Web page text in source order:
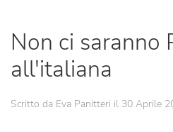
Non ci saranno
all'italiana
Scritto da Eva Panitteri il 30 Aprile